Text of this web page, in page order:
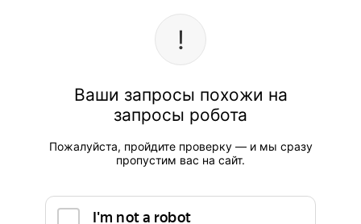
Ваши запросы похожи на
запросы робота
Пожалуйста, пройдите проверку — и мы сразу
пропустим вас на сайт.